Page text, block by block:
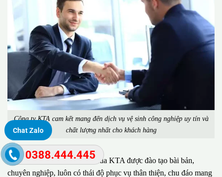
Công ty KTA cam kết mang đến dịch vụ vệ sinh công nghiệp uy tín và
chất lượng nhất cho khách hàng
Đặc biệt, đội ngũ nhân viên của KTA được đào tạo bài bản,
chuyên nghiệp, luôn có thái độ phục vụ thân thiện, chu đáo mang
Chat Zalo
0388.444.445